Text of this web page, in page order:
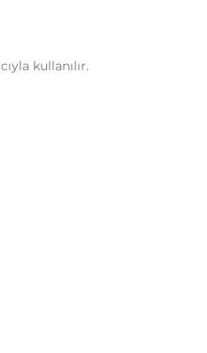
kullanılır.